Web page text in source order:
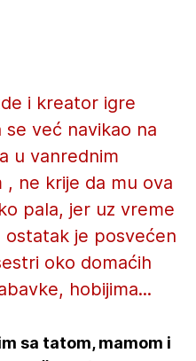
i kreator igre
već navikao na
u vanrednim
ne krije da mu ova
pala, jer uz vreme
je posvećen
oko domaćih
hobijima...
sa tatom, mamom i